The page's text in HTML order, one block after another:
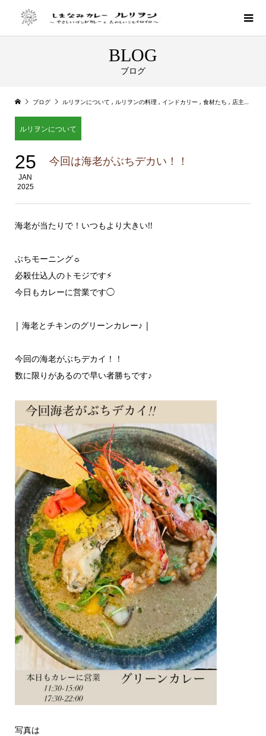
BLOG
ブログ
ブログ ルリヲンについて , ルリヲンの料理 , インドカリー , 食材たち , 店主ルリの気まぐれカレー
ルリヲンについて
25
JAN
2025
今回は海老がぶちデカい！！
海老が当たりで！いつもより大きい!!
ぶちモーニング☼
必殺仕込人のトモジです⚡︎
今日もカレーに営業です◯
| 海老とチキンのグリーンカレー♪ |
今回の海老がぶちデカイ！！
数に限りがあるので早い者勝ちです♪
写真は